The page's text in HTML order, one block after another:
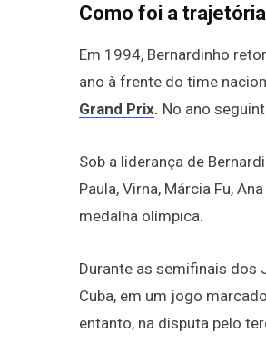
Como foi a
Em 1994, Bernardinho
ano à frente do time
Grand Prix. No ano
Sob a liderança de
Paula, Virna, Márcia Fu,
medalha olímpica.
Durante as semifinais dos
Cuba, em um jogo
entanto, na disputa pelo